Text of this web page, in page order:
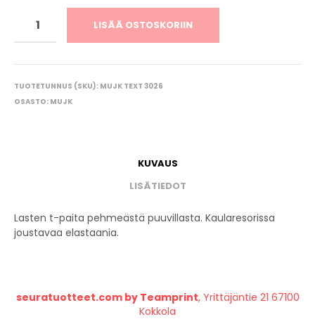
LISÄÄ OSTOSKORIIN
TUOTETUNNUS (SKU): MUJK TEXT 3026
OSASTO: MUJK
KUVAUS
LISÄTIEDOT
Lasten t-paita pehmeästä puuvillasta. Kaularesorissa
joustavaa elastaania.
seuratuotteet.com by Teamprint, Yrittäjäntie 21 67100
Kokkola